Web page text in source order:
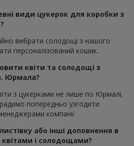
види цукерок для коробки з
вибрати солодощі з нашого
персоналізований кошик.
квіти та солодощі з
Юрмала?
з цукерками не лише по Юрмалі,
попередньо узгодити
компанії
або інші доповнення в
і солодощами?